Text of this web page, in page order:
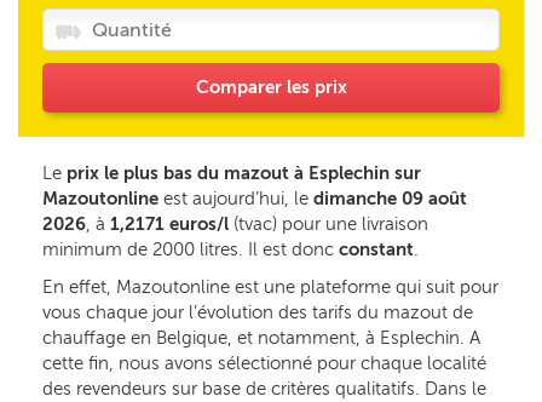
Comparer les prix
Le prix le plus bas du mazout à Esplechin sur
Mazoutonline est aujourd’hui, le dimanche 09 août
2026, à 1,2171 euros/l (tvac) pour une livraison
minimum de 2000 litres. Il est donc constant.
En effet, Mazoutonline est une plateforme qui suit pour
vous chaque jour l’évolution des tarifs du mazout de
chauffage en Belgique, et notamment, à Esplechin. A
cette fin, nous avons sélectionné pour chaque localité
des revendeurs sur base de critères qualitatifs. Dans le